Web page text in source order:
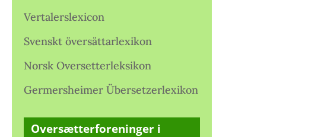
Vertalerslexicon
Svenskt översättarlexikon
Norsk Oversetterleksikon
Germersheimer Übersetzerlexikon
Oversætterforeninger i